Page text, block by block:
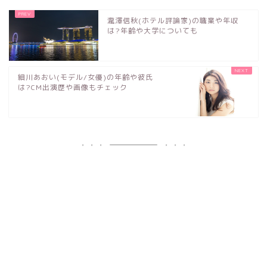
瀧澤信秋(ホテル評論家)の職業や年収
は?年齢や大学についても
細川あおい(モデル/女優)の年齢や彼氏
は?CM出演歴や画像もチェック